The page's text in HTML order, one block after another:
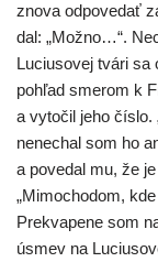
zno­va odpo­ve­dať
dal: „Možno…“.
Luciusovej tvá­ri sa
pohľad sme­rom k
a vyto­čil jeho čís­lo.
nene­chal som ho
a pove­dal mu, že
„Mimochodom,
Prekvapene som
úsmev na